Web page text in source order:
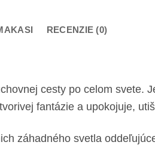
RECENZIE (0)
cesty po celom svete.
fantázie a upokojuje,
záhadného svetla